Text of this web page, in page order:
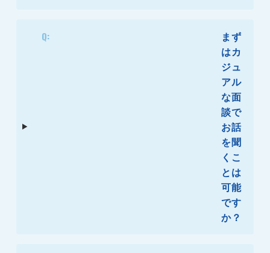
Q:
まず
はカ
ジュ
アル
な面
談で
お話
を聞
くこ
とは
可能
です
か？